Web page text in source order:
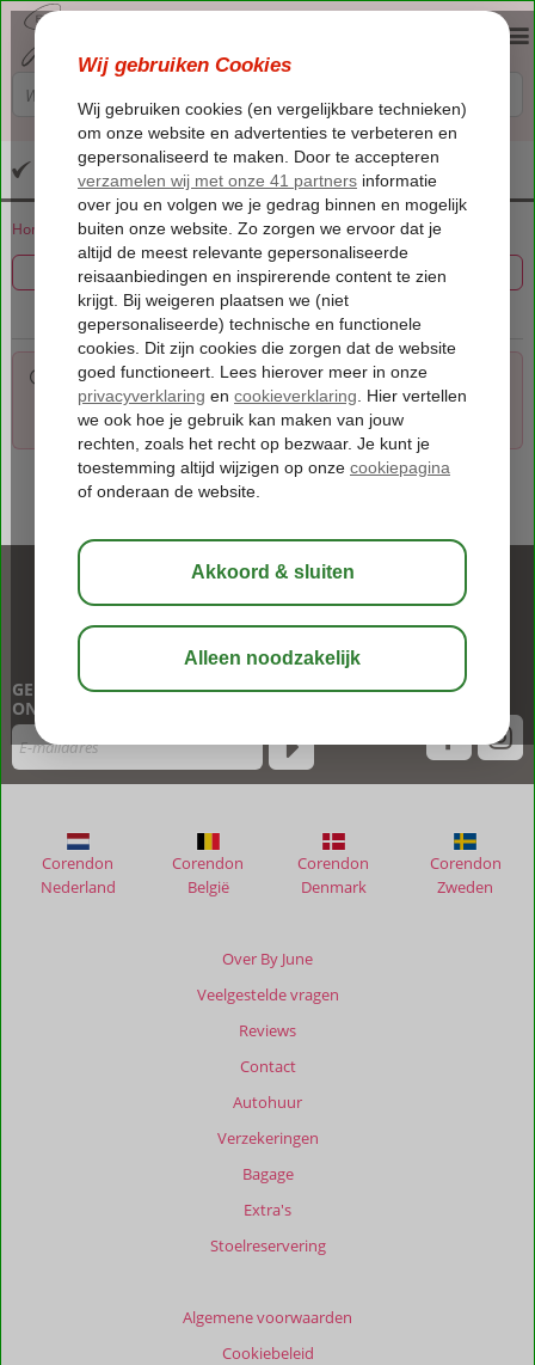
Altijd inclusief huurauto
Home Vakantie reizen
Filter 0 aanbiedingen
Voor de gekozen criteria hebben we helaas geen
mogelijkheden. Tip: verwijder een of meerdere criteria om toch
mogelijkheden te vinden.
BEL NU ONS CONTACT CENTER
020 449 94 70
GEPERSONALISEERDE NIEUWSBRIEF
ONTVANGEN?
Over By June
Veelgestelde vragen
Reviews
Contact
Autohuur
Verzekeringen
Bagage
Extra's
Stoelreservering
Algemene voorwaarden
Cookiebeleid
Corendon
Nederland
Corendon
België
Corendon
Denmark
Corendon
Zweden